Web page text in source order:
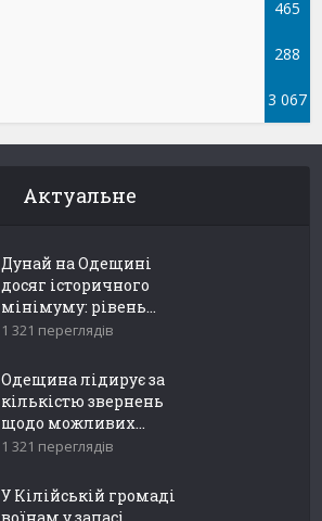
465
288
3 067
Актуальне
Дунай на Одещині
досяг історичного
мінімуму: рівень...
1 321 переглядів
Одещина лідирує за
кількістю звернень
щодо можливих...
1 321 переглядів
У Кілійській громаді
воїнам у запасі